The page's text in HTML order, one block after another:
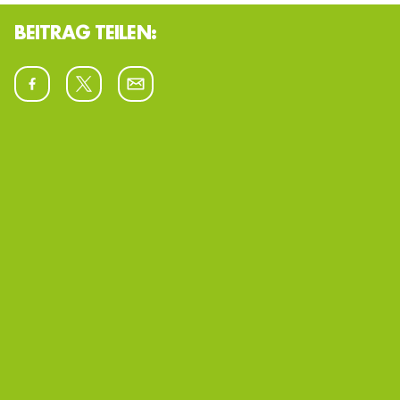
BEITRAG TEILEN: